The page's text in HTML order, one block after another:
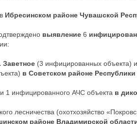
Ибресинском районе Чувашской
выявление 6
Заветное (3 инфицированных объекта)
в Советском районе
и 1 инфицированного АЧС объекта в
лесничества (охотхозяйство
районе Владимирской